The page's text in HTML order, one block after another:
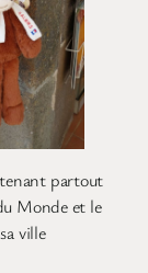
partout
Monde et le
ville